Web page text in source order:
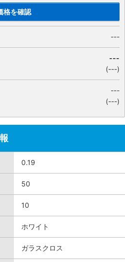
格を確認
---
---
(---)
---
(---)
0.19
50
10
ホワイト
ガラスクロス